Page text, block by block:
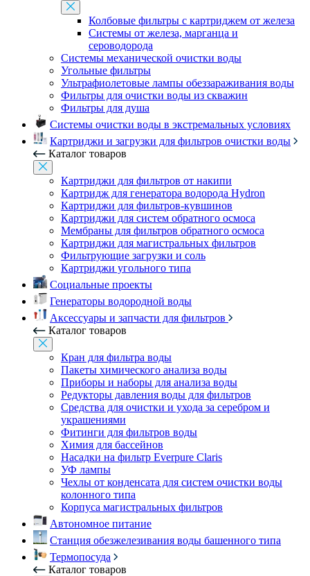
Колбовые фильтры с картриджем от железа
Системы от железа, марганца и
сероводорода
Системы механической очистки воды
Угольные фильтры
Ультрафиолетовые лампы обеззараживания воды
Фильтры для очистки воды из скважин
Фильтры для душа
Системы очистки воды в экстремальных условиях
Картриджи и загрузки для фильтров очистки воды
Каталог товаров
Картриджи для фильтров от накипи
Картридж для генератора водорода Hydron
Картриджи для фильтров-кувшинов
Картриджи для систем обратного осмоса
Мембраны для фильтров обратного осмоса
Картриджи для магистральных фильтров
Фильтрующие загрузки и соль
Картриджи угольного типа
Социальные проекты
Генераторы водородной воды
Аксессуары и запчасти для фильтров
Каталог товаров
Кран для фильтра воды
Пакеты химического анализа воды
Приборы и наборы для анализа воды
Редукторы давления воды для фильтров
Средства для очистки и ухода за серебром и
украшениями
Фитинги для фильтров воды
Химия для бассейнов
Насадки на фильтр Everpure Claris
УФ лампы
Чехлы от конденсата для систем очистки воды
колонного типа
Корпуса магистральных фильтров
Автономное питание
Станция обезжелезивания воды башенного типа
Термопосуда
Каталог товаров